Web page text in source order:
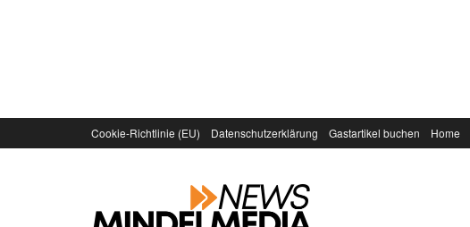
Cookie-Richtlinie (EU) Datenschutzerklärung Gastartikel buchen Home